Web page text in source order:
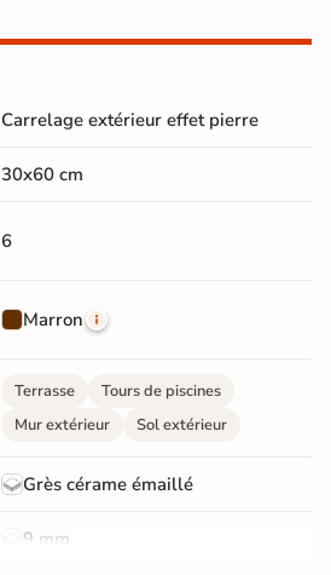
Carrelage extérieur effet pierre
30x60 cm
6
Marron
Terrasse
Tours de piscines
Mur extérieur
Sol extérieur
Grès cérame émaillé
9 mm